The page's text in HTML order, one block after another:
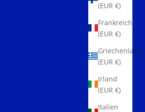
(EUR €)
Frankreich
(EUR €)
Griechenland
(EUR €)
Irland
(EUR €)
Italien